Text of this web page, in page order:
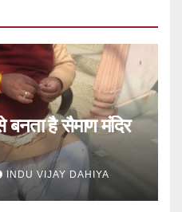
है सैमाण मंदिर
INDU VIJAY DAHIYA